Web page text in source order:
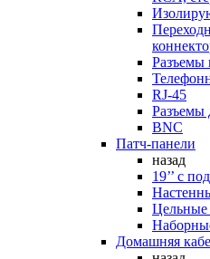
Разъемы
RJ-45
Разъемы
BNC
Патч-панели
назад
19’’ с
Цельные
Домашняя